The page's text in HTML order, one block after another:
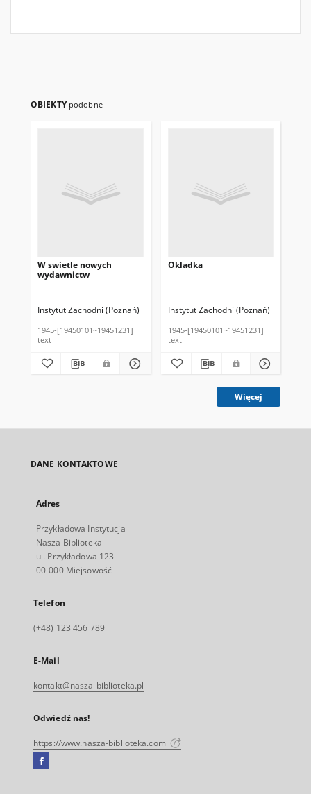
OBIEKTY podobne
W swietle nowych
wydawnictw
Instytut Zachodni (Poznań)
1945-[19450101~19451231]
text
Okladka
Instytut Zachodni (Poznań)
1945-[19450101~19451231]
text
Więcej
DANE KONTAKTOWE
Adres
Przykładowa Instytucja
Nasza Biblioteka
ul. Przykładowa 123
00-000 Miejsowość
Telefon
(+48) 123 456 789
E-Mail
kontakt@nasza-biblioteka.pl
Odwiedź nas!
https://www.nasza-biblioteka.com
Facebook